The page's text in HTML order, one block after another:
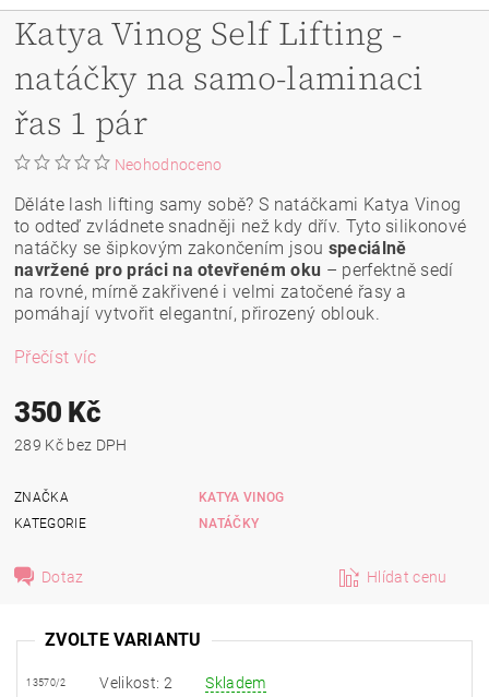
Katya Vinog Self Lifting -
natáčky na samo-laminaci
řas 1 pár
Neohodnoceno
Děláte lash lifting samy sobě? S natáčkami Katya Vinog
to odteď zvládnete snadněji než kdy dřív. Tyto silikonové
natáčky se šipkovým zakončením jsou speciálně
navržené pro práci na otevřeném oku – perfektně sedí
na rovné, mírně zakřivené i velmi zatočené řasy a
pomáhají vytvořit elegantní, přirozený oblouk.
Přečíst víc
350 Kč
289 Kč bez DPH
ZNAČKA
KATYA VINOG
KATEGORIE
NATÁČKY
Dotaz Hlídat cenu
ZVOLTE VARIANTU
13570/2 Velikost: 2 Skladem